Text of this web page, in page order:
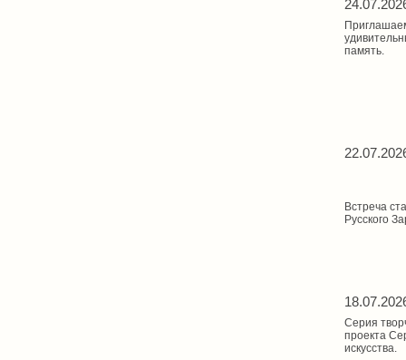
память.
Встреча
Русского
Серия
проекта
искусства.